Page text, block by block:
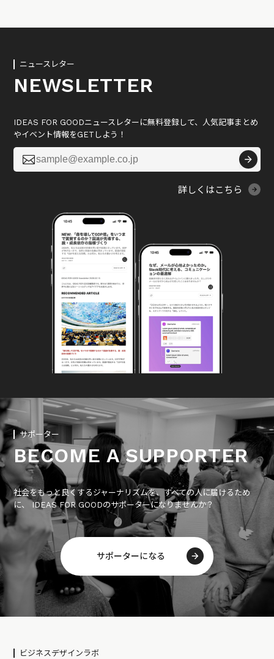
ニュースレター
NEWSLETTER
IDEAS FOR GOODニュースレターに無料登録して、人気記事まとめ
やイベント情報をGETしよう！

詳しくはこちら
サポーター
BECOME A SUPPORTER
社会をもっと良くするジャーナリズムを、すべての人に届けるため
に、 IDEAS FOR GOODのサポーターになりませんか？
サポーターになる
ビジネスデザインラボ